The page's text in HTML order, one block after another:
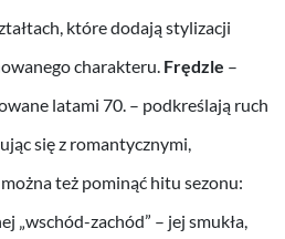
które dodają stylizacji
charakteru. Frędzle –
latami 70. – podkreślają ruch
się z romantycznymi,
też pominąć hitu sezonu:
„wschód-zachód” – jej smukła,